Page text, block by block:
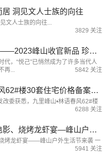
洞见文人士族的向往
文人士族的向往...
3829 关注
悦己 悦人 悦湖山——2023峰山收官新品 珍稀半山低密纯墅区
代，“悦己”已悄然成为了许多当代人
再...
5842 关注
九里峰山•林语春风62#楼30套住宅价格备案出炉！均价约为9244元/㎡
委获悉，九里峰山•林语春风62#楼
6288 关注
星空帐篷、露天电影、烧烤龙虾宴—峰山户外生活节来袭 一起说野就野
烤龙虾宴——峰山户外生活节来袭 一
5941 关注